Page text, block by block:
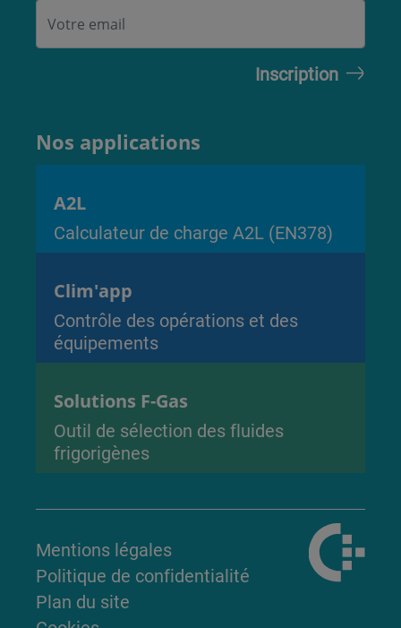
Nos applications
A2L
Calculateur de charge A2L (EN378)
Clim'app
Contrôle des opérations et des
équipements
Solutions F-Gas
Outil de sélection des fluides
frigorigènes
Mentions légales
Politique de confidentialité
Plan du site